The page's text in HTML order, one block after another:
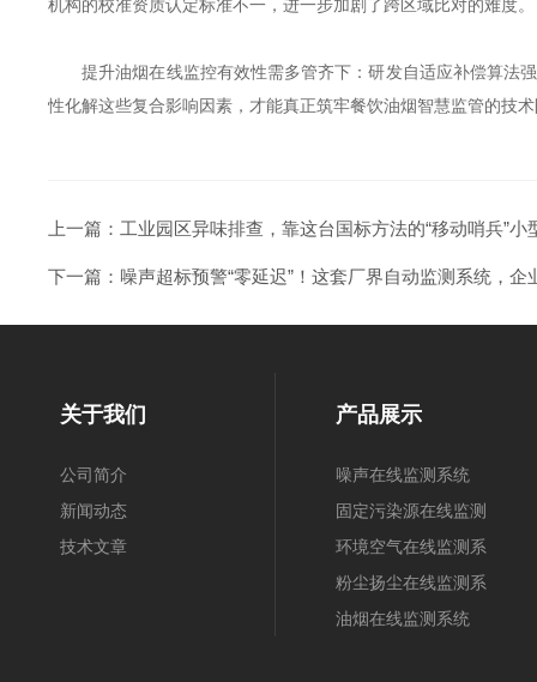
机构的校准资质认定标准不一，进一步加剧了跨区域比对的难度。
提升油烟在线监控有效性需多管齐下：研发自适应补偿算法强
性化解这些复合影响因素，才能真正筑牢餐饮油烟智慧监管的技
上一篇： 工业园区异味排查，靠这台国标方法的“移动哨兵”小
下一篇： 噪声超标预警“零延迟”！这套厂界自动监测系统，企
关于我们
公司简介
新闻动态
技术文章
产品展示
噪声在线监测系统
固定污染源在线监测
系统
环境空气在线监测系
统
粉尘扬尘在线监测系
统
油烟在线监测系统